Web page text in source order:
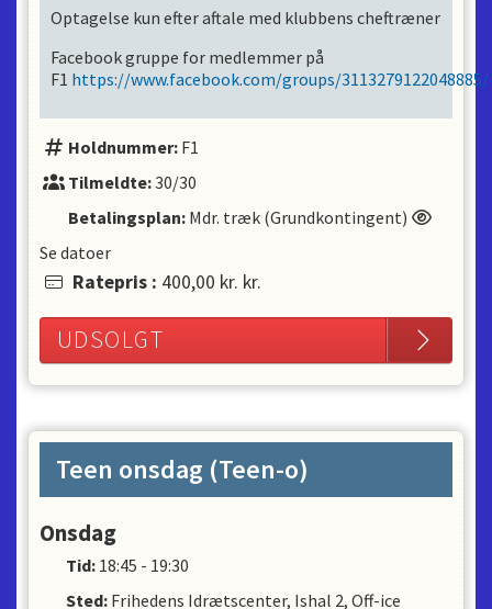
Optagelse kun efter aftale med klubbens cheftræner
Facebook gruppe for medlemmer på
F1 https://www.facebook.com/groups/3113279122048885/
Holdnummer: F1
Tilmeldte:30/30
Betalingsplan: Mdr. træk (Grundkontingent)
Se datoer
Ratepris : 400,00 kr. kr.
UDSOLGT
Teen onsdag (Teen-o)
Onsdag
Tid: 18:45 - 19:30
Sted: Frihedens Idrætscenter, Ishal 2, Off-ice